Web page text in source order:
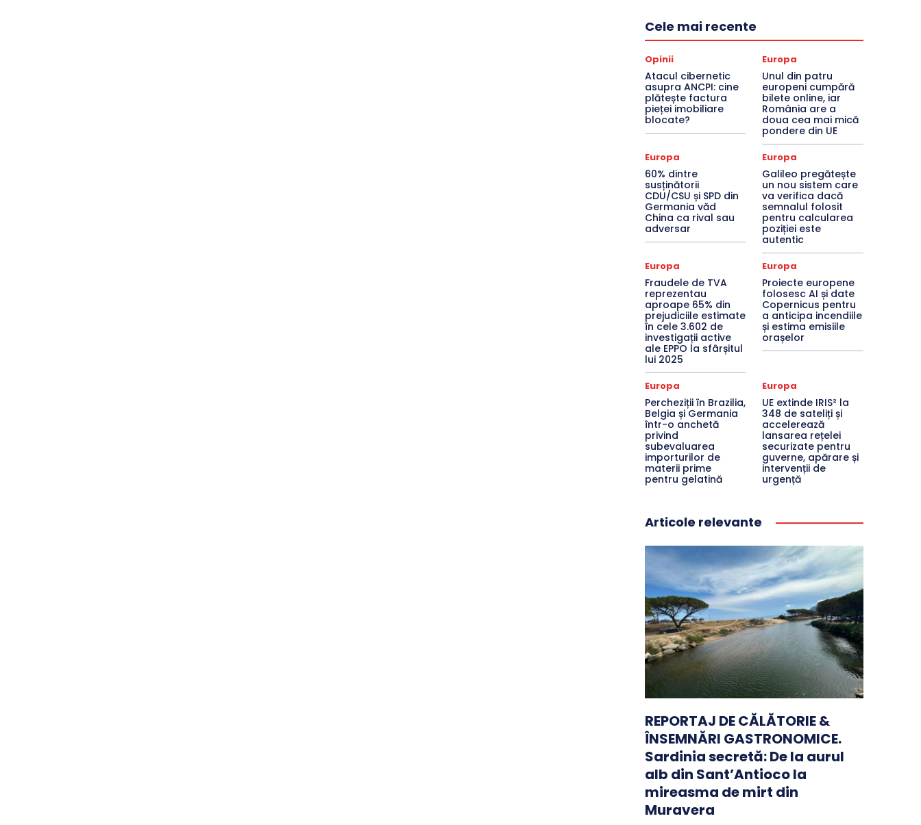
Cele mai recente
Opinii
Atacul cibernetic
asupra ANCPI: cine
plătește factura
pieței imobiliare
blocate?
Europa
Unul din patru
europeni cumpără
bilete online, iar
România are a
doua cea mai mică
pondere din UE
Europa
60% dintre
susținătorii
CDU/CSU și SPD din
Germania văd
China ca rival sau
adversar
Europa
Galileo pregătește
un nou sistem care
va verifica dacă
semnalul folosit
pentru calcularea
poziției este
autentic
Europa
Fraudele de TVA
reprezentau
aproape 65% din
prejudiciile estimate
în cele 3.602 de
investigații active
ale EPPO la sfârșitul
lui 2025
Europa
Proiecte europene
folosesc AI și date
Copernicus pentru
a anticipa incendiile
și estima emisiile
orașelor
Europa
Percheziții în Brazilia,
Belgia și Germania
într-o anchetă
privind
subevaluarea
importurilor de
materii prime
pentru gelatină
Europa
UE extinde IRIS² la
348 de sateliți și
accelerează
lansarea rețelei
securizate pentru
guverne, apărare și
intervenții de
urgență
Articole relevante
REPORTAJ DE CĂLĂTORIE &
ÎNSEMNĂRI GASTRONOMICE.
Sardinia secretă: De la aurul
alb din Sant’Antioco la
mireasma de mirt din
Muravera